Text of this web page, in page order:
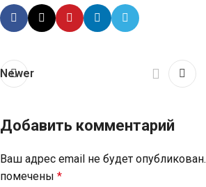
Newer
Добавить комментарий
Ваш адрес email не будет опубликован.
помечены *